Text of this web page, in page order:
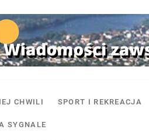
CHWILI SPORT I REKREACJA
SYGNALE